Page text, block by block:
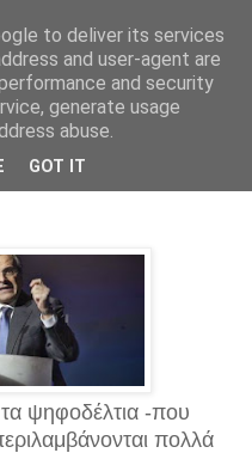
οι
ψηφοδέλτια -που
πολλά
to deliver its services
and user-agent are
and security
generate usage
abuse.
GOT IT